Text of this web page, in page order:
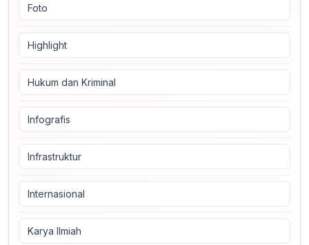
Foto
Highlight
Hukum dan Kriminal
Infografis
Infrastruktur
Internasional
Karya Ilmiah